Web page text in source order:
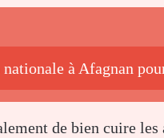
à Afagnan
de bien cuire